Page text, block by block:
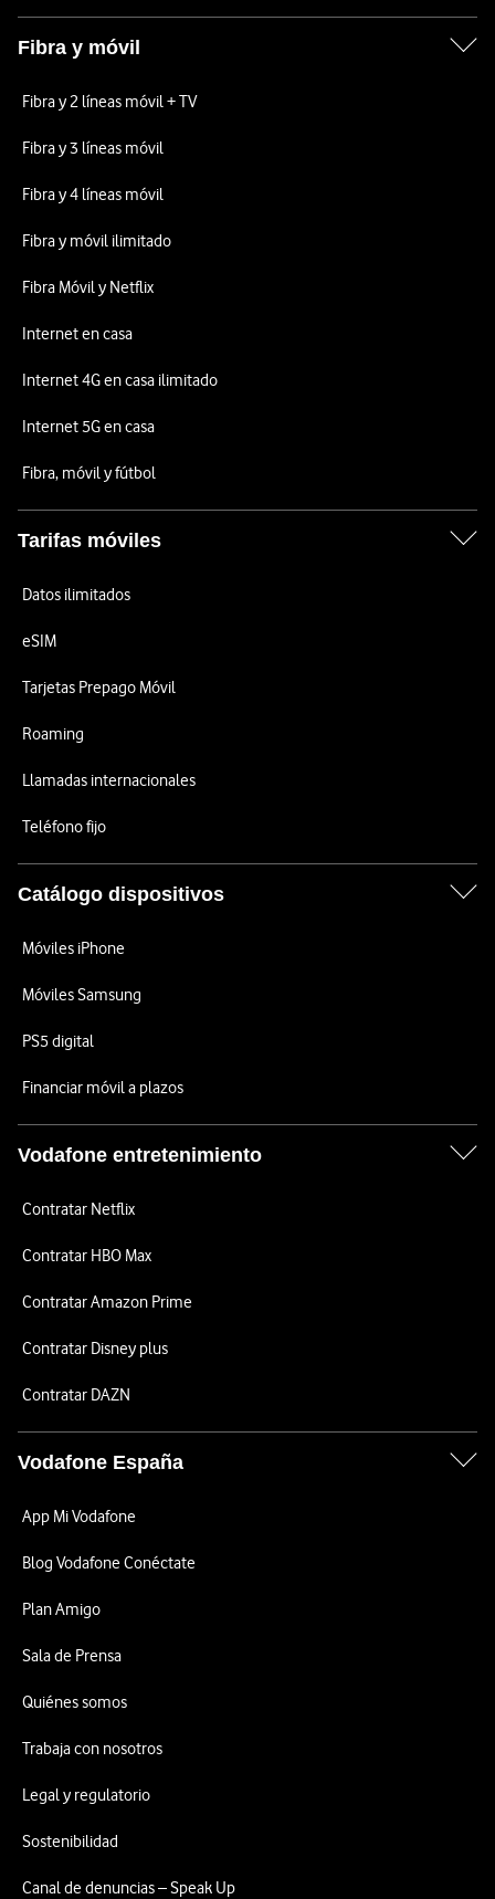
Fibra y móvil
Fibra y 2 líneas móvil + TV
Fibra y 3 líneas móvil
Fibra y 4 líneas móvil
Fibra y móvil ilimitado
Fibra Móvil y Netflix
Internet en casa
Internet 4G en casa ilimitado
Internet 5G en casa
Fibra, móvil y fútbol
Tarifas móviles
Datos ilimitados
eSIM
Tarjetas Prepago Móvil
Roaming
Llamadas internacionales
Teléfono fijo
Catálogo dispositivos
Móviles iPhone
Móviles Samsung
PS5 digital
Financiar móvil a plazos
Vodafone entretenimiento
Contratar Netflix
Contratar HBO Max
Contratar Amazon Prime
Contratar Disney plus
Contratar DAZN
Vodafone España
App Mi Vodafone
Blog Vodafone Conéctate
Plan Amigo
Sala de Prensa
Quiénes somos
Trabaja con nosotros
Legal y regulatorio
Sostenibilidad
Canal de denuncias – Speak Up